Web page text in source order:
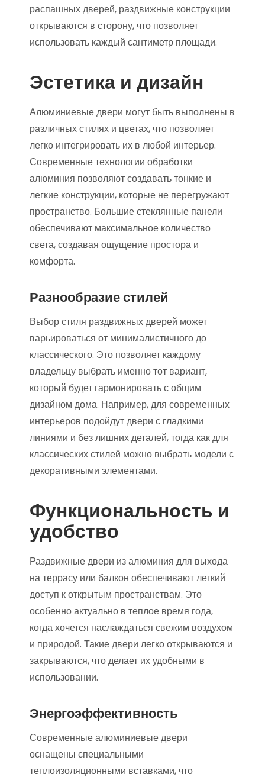
распашных дверей, раздвижные конструкции
открываются в сторону, что позволяет
использовать каждый сантиметр площади.
Эстетика и дизайн
Алюминиевые двери могут быть выполнены в
различных стилях и цветах, что позволяет
легко интегрировать их в любой интерьер.
Современные технологии обработки
алюминия позволяют создавать тонкие и
легкие конструкции, которые не перегружают
пространство. Большие стеклянные панели
обеспечивают максимальное количество
света, создавая ощущение простора и
комфорта.
Разнообразие стилей
Выбор стиля раздвижных дверей может
варьироваться от минималистичного до
классического. Это позволяет каждому
владельцу выбрать именно тот вариант,
который будет гармонировать с общим
дизайном дома. Например, для современных
интерьеров подойдут двери с гладкими
линиями и без лишних деталей, тогда как для
классических стилей можно выбрать модели с
декоративными элементами.
Функциональность и
удобство
Раздвижные двери из алюминия для выхода
на террасу или балкон обеспечивают легкий
доступ к открытым пространствам. Это
особенно актуально в теплое время года,
когда хочется наслаждаться свежим воздухом
и природой. Такие двери легко открываются и
закрываются, что делает их удобными в
использовании.
Энергоэффективность
Современные алюминиевые двери
оснащены специальными
теплоизоляционными вставками, что